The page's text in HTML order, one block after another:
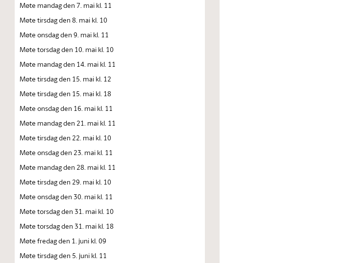
Møte mandag den 7. mai kl. 11
Møte tirsdag den 8. mai kl. 10
Møte onsdag den 9. mai kl. 11
Møte torsdag den 10. mai kl. 10
Møte mandag den 14. mai kl. 11
Møte tirsdag den 15. mai kl. 12
Møte tirsdag den 15. mai kl. 18
Møte onsdag den 16. mai kl. 11
Møte mandag den 21. mai kl. 11
Møte tirsdag den 22. mai kl. 10
Møte onsdag den 23. mai kl. 11
Møte mandag den 28. mai kl. 11
Møte tirsdag den 29. mai kl. 10
Møte onsdag den 30. mai kl. 11
Møte torsdag den 31. mai kl. 10
Møte torsdag den 31. mai kl. 18
Møte fredag den 1. juni kl. 09
Møte tirsdag den 5. juni kl. 11